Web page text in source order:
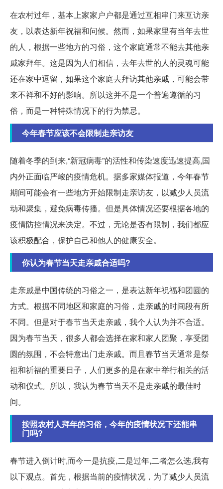
在农村过年，基本上家家户户都是通过互相串门来互访亲
友，以表达新年祝福和问候。然而，如果家里有当年去世
的人，根据一些地方的习俗，这个家庭通常不能去其他亲
戚家拜年。这是因为人们相信，去年去世的人的灵魂可能
还在家中逗留，如果这个家庭去拜访其他亲戚，可能会带
来不祥和不好的影响。所以这并不是一个普遍遵循的习
俗，而是一种特殊情况下的行为禁忌。
今年春节应该不会限制走亲访友
随着冬季的到来,“新冠病毒”的活性和传染速度迅速提高,国
内外正面临严峻的疫情危机。据多家媒体报道，今年春节
期间可能会有一些地方开始限制走亲访友，以减少人员流
动和聚集，避免病毒传播。但是具体情况还要根据各地的
疫情防控情况来决定。不过，无论是否有限制，我们都应
该积极配合，保护自己和他人的健康安全。
你认为春节当天走亲戚合适吗?
走亲戚是中国传统的习俗之一，是表达新年祝福和团圆的
方式。根据不同地区和家庭的习俗，走亲戚的时间段有所
不同。但是对于春节当天走亲戚，我个人认为并不合适。
因为春节当天，很多人都会选择在家和家人团聚，享受团
圆的氛围，不会特意出门走亲戚。而且春节当天通常是祭
祖和祈福的重要日子，人们更多的是在家中举行相关的活
动和仪式。所以，我认为春节当天不是走亲戚的最佳时
间。
按照农村人拜年的习俗，今年的疫情状况下还能串
门吗?
春节进入倒计时,而今一是抗疫,二是过年,二者怎么选,我有
以下观点。首先，根据当前的疫情状况，为了减少人员流